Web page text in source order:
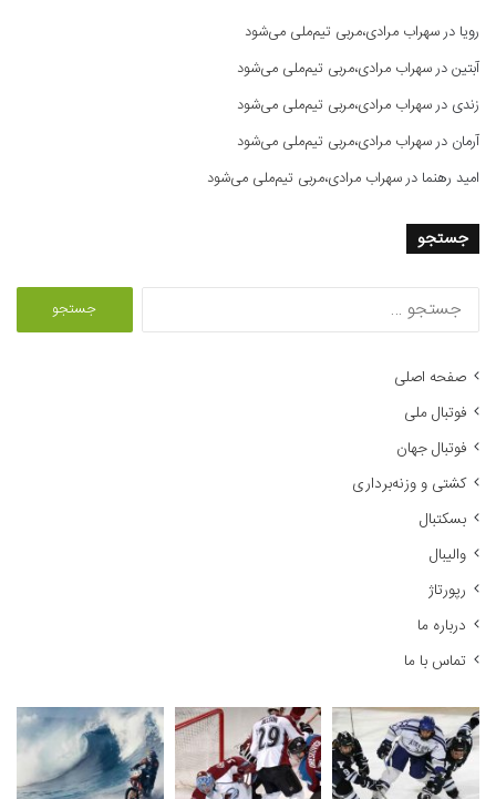
رویا درسهراب مرادی،مربی تیم‌ملی می‌شود
آبتیندرسهراب مرادی،مربی تیم‌ملی می‌شود
زندی درسهراب مرادی،مربی تیم‌ملی می‌شود
آرمان درسهراب مرادی،مربی تیم‌ملی می‌شود
امید رهنما درسهراب مرادی،مربی تیم‌ملی می‌شود
جستجو
صفحه اصلی
فوتبال ملی
فوتبال جهان
کشتی و وزنه‌برداری
بسکتبال
والیبال
رپورتاژ
درباره ما
تماس با ما